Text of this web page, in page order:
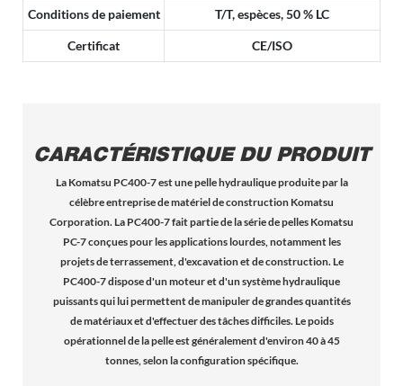
Conditions de paiement T/T, espèces, 50 % LC
Certificat CE/ISO
CARACTÉRISTIQUE DU PRODUIT
La Komatsu PC400-7 est une pelle hydraulique produite par la
célèbre entreprise de matériel de construction Komatsu
Corporation. La PC400-7 fait partie de la série de pelles Komatsu
PC-7 conçues pour les applications lourdes, notamment les
projets de terrassement, d'excavation et de construction. Le
PC400-7 dispose d'un moteur et d'un système hydraulique
puissants qui lui permettent de manipuler de grandes quantités
de matériaux et d'effectuer des tâches difficiles. Le poids
opérationnel de la pelle est généralement d'environ 40 à 45
tonnes, selon la configuration spécifique.